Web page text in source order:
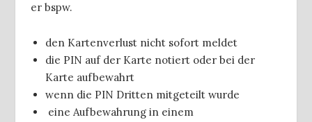
er bspw.
den Kartenverlust nicht sofort meldet
die PIN auf der Karte notiert oder bei der
Karte aufbewahrt
wenn die PIN Dritten mitgeteilt wurde
eine Aufbewahrung in einem